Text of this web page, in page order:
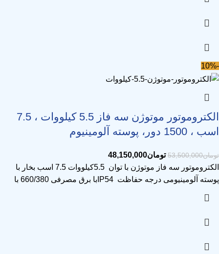
-10%
الکتروموتور موتوژن سه فاز 5.5 کیلووات ، 7.5
اسب ، 1500 دور، پوسته آلومینیوم
تومان53,500,000 تومان48,150,000
الکتروموتور سه فاز موتوژن با توان 5.5کیلووات 7.5 اسب بخار با
پوسته آلومینیومی درجه حفاظت IP54با برق مصرفی 660/380 با